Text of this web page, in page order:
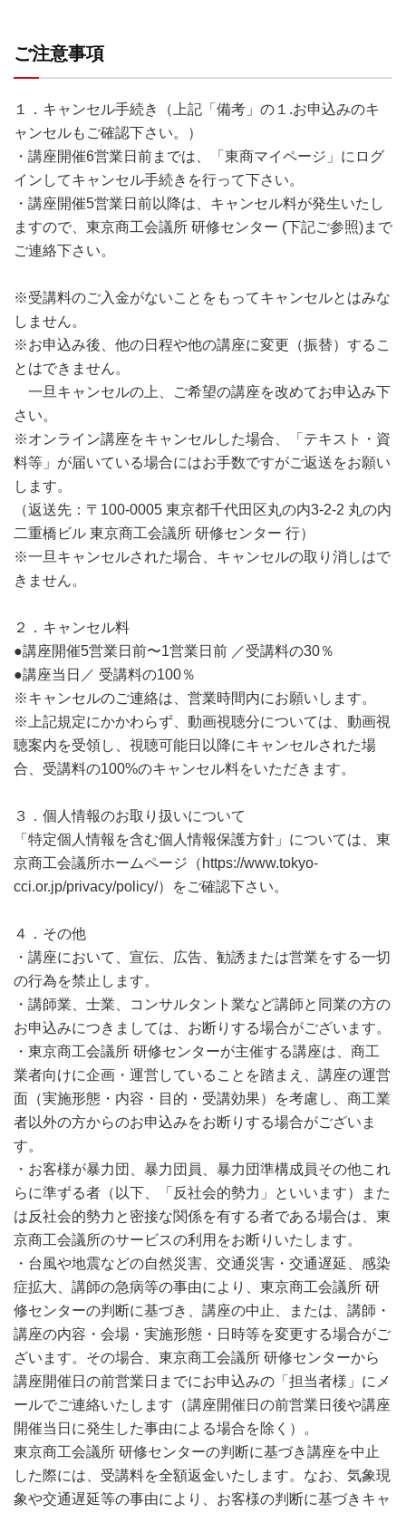
ご注意事項
１．キャンセル手続き（上記「備考」の１.お申込みのキ
ャンセルもご確認下さい。）
・講座開催6営業日前までは、「東商マイページ」にログ
インしてキャンセル手続きを行って下さい。
・講座開催5営業日前以降は、キャンセル料が発生いたし
ますので、東京商工会議所 研修センター (下記ご参照)まで
ご連絡下さい。
※受講料のご入金がないことをもってキャンセルとはみな
しません。
※お申込み後、他の日程や他の講座に変更（振替）するこ
とはできません。
一旦キャンセルの上、ご希望の講座を改めてお申込み下
さい。
※オンライン講座をキャンセルした場合、「テキスト・資
料等」が届いている場合にはお手数ですがご返送をお願い
します。
（返送先：〒100-0005 東京都千代田区丸の内3-2-2 丸の内
二重橋ビル 東京商工会議所 研修センター 行）
※一旦キャンセルされた場合、キャンセルの取り消しはで
きません。
２．キャンセル料
●講座開催5営業日前〜1営業日前 ／受講料の30％
●講座当日／ 受講料の100％
※キャンセルのご連絡は、営業時間内にお願いします。
※上記規定にかかわらず、動画視聴分については、動画視
聴案内を受領し、視聴可能日以降にキャンセルされた場
合、受講料の100%のキャンセル料をいただきます。
３．個人情報のお取り扱いについて
「特定個人情報を含む個人情報保護方針」については、東
京商工会議所ホームページ（https://www.tokyo-
cci.or.jp/privacy/policy/）をご確認下さい。
４．その他
・講座において、宣伝、広告、勧誘または営業をする一切
の行為を禁止します。
・講師業、士業、コンサルタント業など講師と同業の方の
お申込みにつきましては、お断りする場合がございます。
・東京商工会議所 研修センターが主催する講座は、商工
業者向けに企画・運営していることを踏まえ、講座の運営
面（実施形態・内容・目的・受講効果）を考慮し、商工業
者以外の方からのお申込みをお断りする場合がございま
す。
・お客様が暴力団、暴力団員、暴力団準構成員その他これ
らに準ずる者（以下、「反社会的勢力」といいます）また
は反社会的勢力と密接な関係を有する者である場合は、東
京商工会議所のサービスの利用をお断りいたします。
・台風や地震などの自然災害、交通災害・交通遅延、感染
症拡大、講師の急病等の事由により、東京商工会議所 研
修センターの判断に基づき、講座の中止、または、講師・
講座の内容・会場・実施形態・日時等を変更する場合がご
ざいます。その場合、東京商工会議所 研修センターから
講座開催日の前営業日までにお申込みの「担当者様」にメ
ールでご連絡いたします（講座開催日の前営業日後や講座
開催当日に発生した事由による場合を除く）。
東京商工会議所 研修センターの判断に基づき講座を中止
した際には、受講料を全額返金いたします。なお、気象現
象や交通遅延等の事由により、お客様の判断に基づきキャ